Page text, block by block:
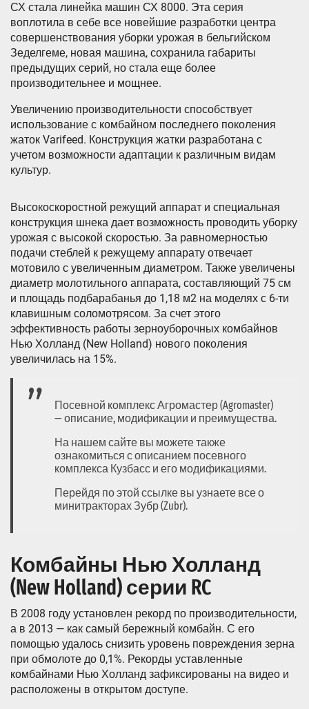
СХ стала линейка машин СХ 8000. Эта серия
воплотила в себе все новейшие разработки центра
совершенствования уборки урожая в бельгийском
Зеделгеме, новая машина, сохранила габариты
предыдущих серий, но стала еще более
производительнее и мощнее.
Увеличению производительности способствует
использование с комбайном последнего поколения
жаток Varifeed. Конструкция жатки разработана с
учетом возможности адаптации к различным видам
культур.
Высокоскоростной режущий аппарат и специальная
конструкция шнека дает возможность проводить уборку
урожая с высокой скоростью. За равномерностью
подачи стеблей к режущему аппарату отвечает
мотовило с увеличенным диаметром. Также увеличены
диаметр молотильного аппарата, составляющий 75 см
и площадь подбарабанья до 1,18 м2 на моделях с 6-ти
клавишным соломотрясом. За счет этого
эффективность работы зерноуборочных комбайнов
Нью Холланд (New Holland) нового поколения
увеличилась на 15%.
Посевной комплекс Агромастер (Agromaster)
— описание, модификации и преимущества.
На нашем сайте вы можете также
ознакомиться с описанием посевного
комплекса Кузбасс и его модификациями.
Перейдя по этой ссылке вы узнаете все о
минитракторах Зубр (Zubr).
Комбайны Нью Холланд
(New Holland) серии RC
В 2008 году установлен рекорд по производительности,
а в 2013 — как самый бережный комбайн. С его
помощью удалось снизить уровень повреждения зерна
при обмолоте до 0,1%. Рекорды уставленные
комбайнами Нью Холланд зафиксированы на видео и
расположены в открытом доступе.